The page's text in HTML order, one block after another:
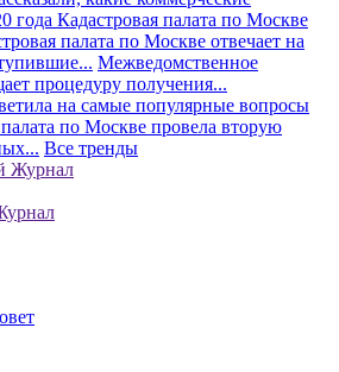
года Кадастровая палата по Москве
палата по Москве отвечает на
Межведомственное
процедуру получения...
на самые популярные вопросы
по Москве провела вторую
Все тренды